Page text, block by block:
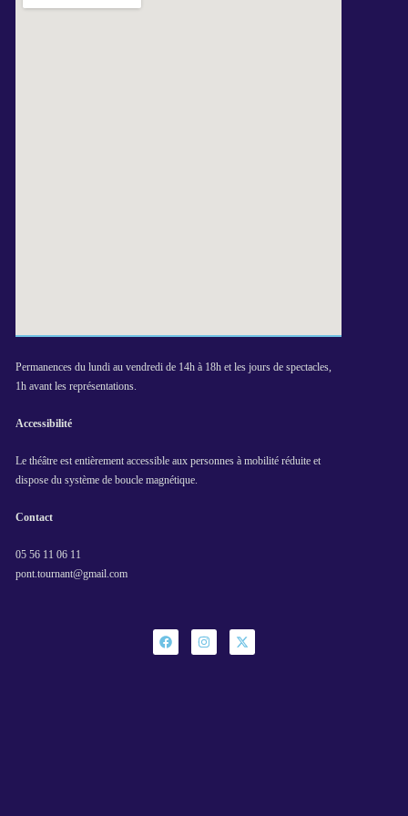
Permanences du lundi au vendredi de 14h à 18h et les jours de spectacles,
1h avant les représentations.
Accessibilité
Le théâtre est entièrement accessible aux personnes à mobilité réduite et
dispose du système de boucle magnétique.
Contact
05 56 11 06 11
pont.tournant@gmail.com